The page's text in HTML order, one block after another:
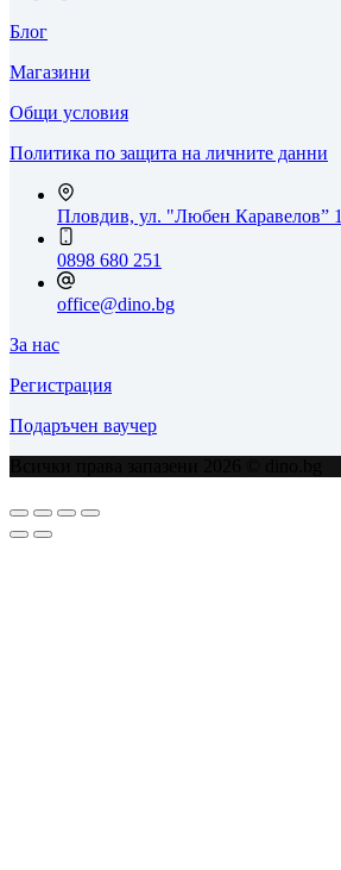
Блог
Магазини
Общи условия
Политика по защита на личните данни
Пловдив, ул. "Любен Каравелов”
0898 680 251
office@dino.bg
За нас
Регистрация
Подаръчен ваучер